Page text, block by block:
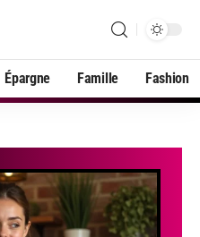
Épargne Famille Fashion